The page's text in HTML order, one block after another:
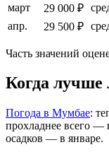
март
29 000 ₽
апр.
29 500 ₽
Часть значений
Когда лучше
Погода в Мумбае:
прохладнее всего —
осадков — в январе.